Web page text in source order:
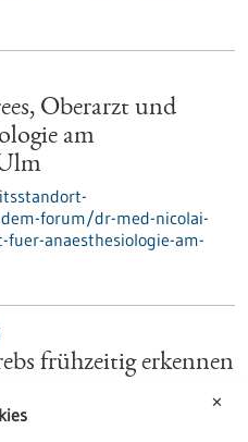
Oberarzt und
am
forum/dr-med-nicolai-
anaesthesiologie-am-
frühzeitig erkennen
sie daher erst spät
✕